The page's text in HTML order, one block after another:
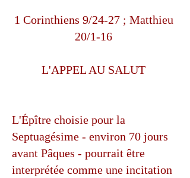
1 Corinthiens 9/24-27 ; Matthieu
20/1-16
L'APPEL AU SALUT
L'Épître choisie pour la
Septuagésime - environ 70 jours
avant Pâques - pourrait être
interprétée comme une incitation